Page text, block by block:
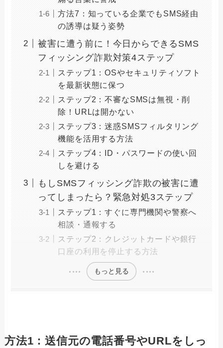
方法7：知っている企業でもSMS経由
の誘導は疑う姿勢
被害に遭う前に！今日からできるSMS
フィッシング詐欺対策4ステップ
ステップ1：OSやセキュリティソフト
を最新状態に保つ
ステップ2：不審なSMSは無視・削
除！URLは開かない
ステップ3：迷惑SMSフィルタリング
機能を活用する方法
ステップ4：ID・パスワードの使い回
しを避ける
もしSMSフィッシング詐欺の被害に遭
ってしまったら？緊急対処3ステップ
ステップ1：すぐに専門機関や警察へ
相談・通報する
ステップ2：クレジットカードや銀行
口座の利用を停止する方法
もっと見る
方法1：送信元の電話番号やURLをしっ